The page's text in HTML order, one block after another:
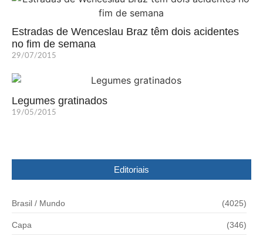
Estradas de Wenceslau Braz têm dois acidentes
no fim de semana
29/07/2015
Legumes gratinados
19/05/2015
Editoriais
Brasil / Mundo (4025)
Capa (346)